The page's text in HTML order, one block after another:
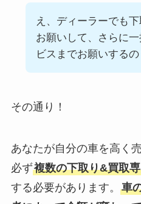
え、ディーラーでも
お願いして、さらに
ビスまでお願いするの
その通り！
あなたが自分の車を高く
必ず複数の下取り&買取
する必要があります。 車